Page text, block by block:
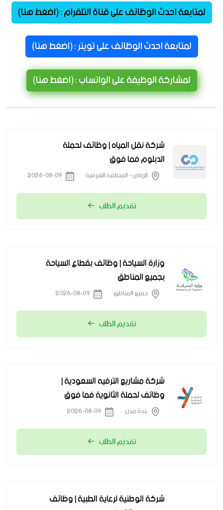
لمتابعة احدث الوظائف على قناة التلقرام : (اضغط هنا)
لمتابعة احدث الوظائف على تويتر : (اضغط هنا)
لمشاركة الوظيفة على الواتساب : (اضغط هنا)
شركة نقل المياه | وظائف لحملة
الدبلوم فما فوق
الرياض - المنطقة الشرقية
تقديم الطلب
وزارة السياحة | وظائف بقطاع السياحة
بجميع المناطق
جميع المناطق
تقديم الطلب
شركة مشاريع الترفيه السعودية |
وظائف لحملة الثانوية فما فوق
عدة مدن
تقديم الطلب
شركة الوطنية لرعاية الطبية | وظائف